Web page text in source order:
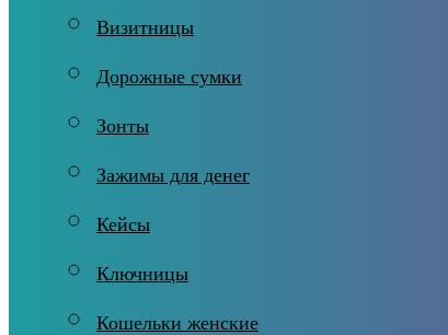
Визитницы
Дорожные сумки
Зонты
Зажимы для денег
Кейсы
Ключницы
Кошельки женские